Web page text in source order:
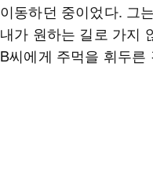
이동하던 중이었다. 그
내가 원하는 길로 가지
B씨에게 주먹을 휘두른